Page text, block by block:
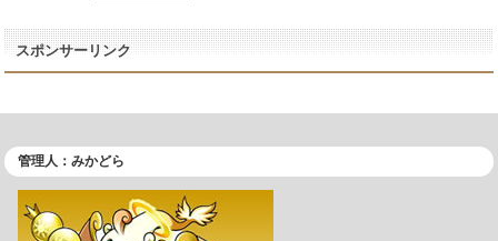
スポンサーリンク
管理人：みかどら